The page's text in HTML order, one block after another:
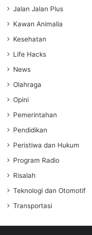
Jalan Jalan Plus
Kawan Animalia
Kesehatan
Life Hacks
News
Olahraga
Opini
Pemerintahan
Pendidikan
Peristiwa dan Hukum
Program Radio
Risalah
Teknologi dan Otomotif
Transportasi